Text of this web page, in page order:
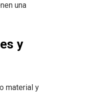
una
y
material y